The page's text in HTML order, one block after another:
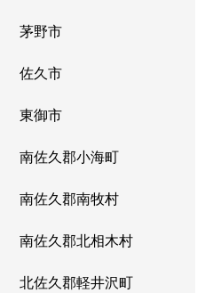
茅野市
佐久市
東御市
南佐久郡小海町
南佐久郡南牧村
南佐久郡北相木村
北佐久郡軽井沢町